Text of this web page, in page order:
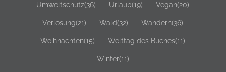
Umweltschutz(36) Urlaub(19) Vegan(20)
Verlosung(21) Wald(32) Wandern(36)
Weihnachten(15) Welttag des Buches(11)
Winter(11)